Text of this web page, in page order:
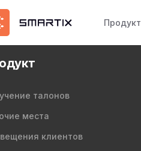
Продукт
талонов
места
клиентов